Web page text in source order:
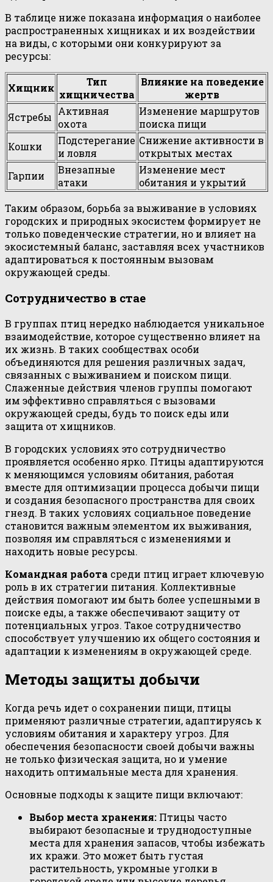
В таблице ниже показана информация о наиболее
распространенных хищниках и их воздействии
на виды, с которыми они конкурируют за
ресурсы:
Хищник
Тип
хищничества
Влияние на поведение
жертв
Ястребы Активная
охота
Изменение маршрутов
поиска пищи
Кошки
Подстерегание
и ловля
Снижение активности в
открытых местах
Гарпии
Внезапные
атаки
Изменение мест
обитания и укрытий
Таким образом, борьба за выживание в условиях
городских и природных экосистем формирует не
только поведенческие стратегии, но и влияет на
экосистемный баланс, заставляя всех участников
адаптироваться к постоянным вызовам
окружающей среды.
Сотрудничество в стае
В группах птиц нередко наблюдается уникальное
взаимодействие, которое существенно влияет на
их жизнь. В таких сообществах особи
объединяются для решения различных задач,
связанных с выживанием и поиском пищи.
Слаженные действия членов группы помогают
им эффективно справляться с вызовами
окружающей среды, будь то поиск еды или
защита от хищников.
В городских условиях это сотрудничество
проявляется особенно ярко. Птицы адаптируются
к меняющимся условиям обитания, работая
вместе для оптимизации процесса добычи пищи
и создания безопасного пространства для своих
гнезд. В таких условиях социальное поведение
становится важным элементом их выживания,
позволяя им справляться с изменениями и
находить новые ресурсы.
Командная работа среди птиц играет ключевую
роль в их стратегии питания. Коллективные
действия помогают им быть более успешными в
поиске еды, а также обеспечивают защиту от
потенциальных угроз. Такое сотрудничество
способствует улучшению их общего состояния и
адаптации к изменениям в окружающей среде.
Методы защиты добычи
Когда речь идет о сохранении пищи, птицы
применяют различные стратегии, адаптируясь к
условиям обитания и характеру угроз. Для
обеспечения безопасности своей добычи важны
не только физическая защита, но и умение
находить оптимальные места для хранения.
Основные подходы к защите пищи включают:
Выбор места хранения: Птицы часто
выбирают безопасные и труднодоступные
места для хранения запасов, чтобы избежать
их кражи. Это может быть густая
растительность, укромные уголки в